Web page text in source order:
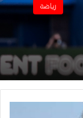
رياضة